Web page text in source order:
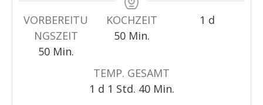
VORBEREITU
NGSZEIT
50Minuten
Min.
KOCHZEIT
50Minuten
Min.
1 day
d
TEMP. GESAMT
1 day
d 1 Stunde
Std. 40Minuten
Min.